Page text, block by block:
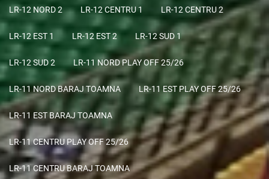
LR-12 NORD 2 LR-12 CENTRU 1 LR-12 CENTRU 2
LR-12 EST 1 LR-12 EST 2 LR-12 SUD 1
LR-12 SUD 2 LR-11 NORD PLAY OFF 25/26
LR-11 NORD BARAJ TOAMNA LR-11 EST PLAY OFF 25/26
LR-11 EST BARAJ TOAMNA
LR-11 CENTRU PLAY OFF 25/26
LR-11 CENTRU BARAJ TOAMNA